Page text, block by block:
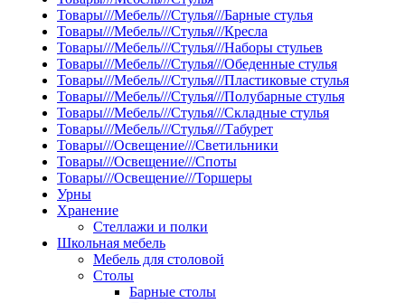
Товары///Мебель///Стулья///Барные стулья
Товары///Мебель///Стулья///Кресла
Товары///Мебель///Стулья///Наборы стульев
Товары///Мебель///Стулья///Обеденные стулья
Товары///Мебель///Стулья///Пластиковые стулья
Товары///Мебель///Стулья///Полубарные стулья
Товары///Мебель///Стулья///Складные стулья
Товары///Мебель///Стулья///Табурет
Товары///Освещение///Светильники
Товары///Освещение///Споты
Товары///Освещение///Торшеры
Урны
Хранение
Стеллажи и полки
Школьная мебель
Мебель для столовой
Столы
Барные столы